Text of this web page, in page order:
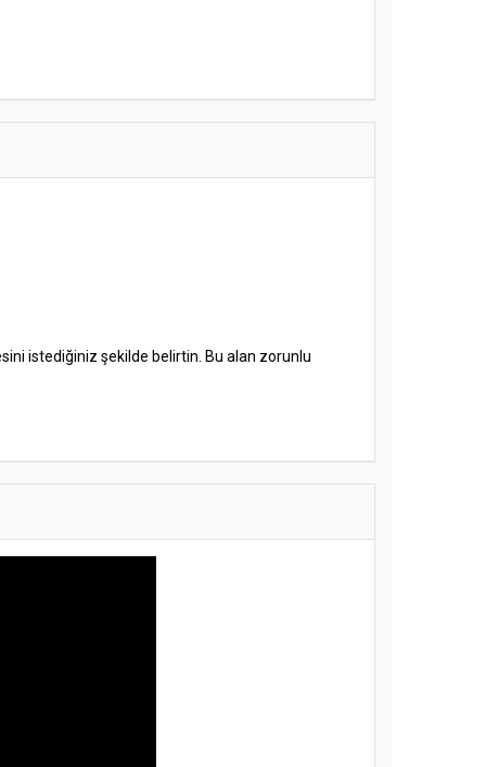
istediğiniz şekilde belirtin. Bu alan zorunlu